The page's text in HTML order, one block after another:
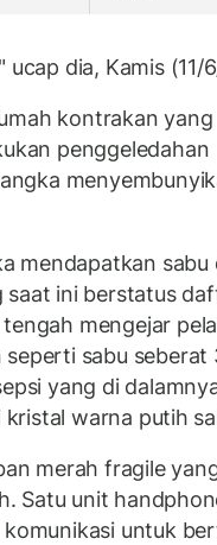
ucap dia, Kamis (11/
kontrakan yang
penggeledahan
mendapatkan sabu
saat ini berstatus
mengejar
sabu seberat
yang di
warna putih
merah fragile
Satu unit
untuk